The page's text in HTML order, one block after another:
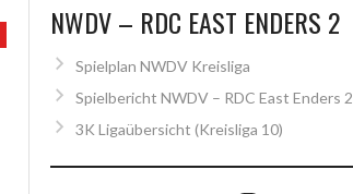
NWDV – RDC EAST ENDERS 2
Spielplan NWDV Kreisliga
Spielbericht NWDV – RDC East Enders 2
3K Ligaübersicht (Kreisliga 10)